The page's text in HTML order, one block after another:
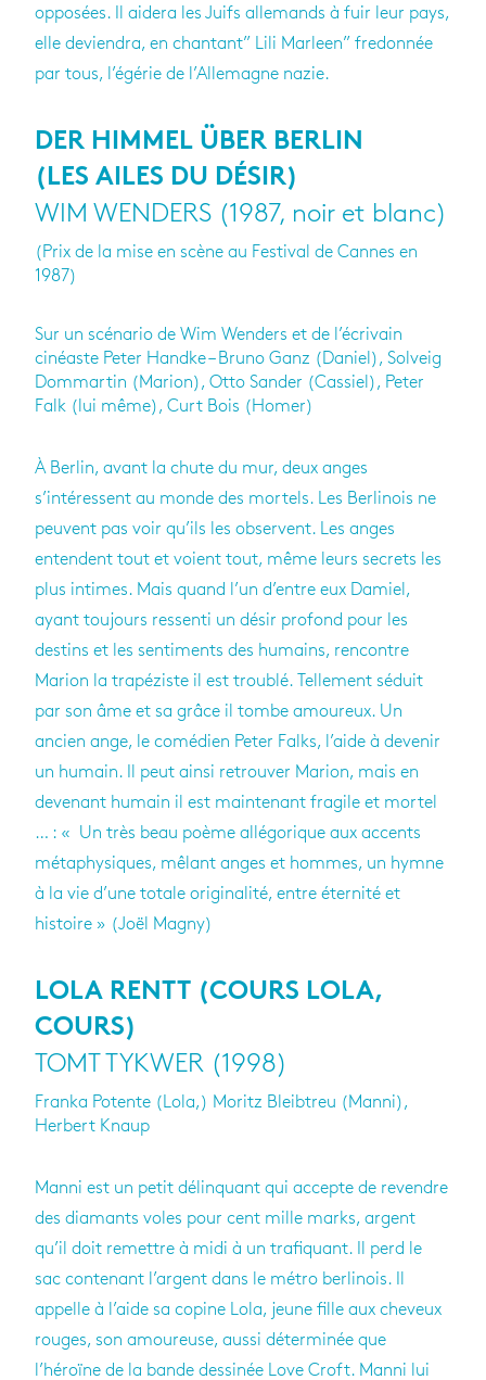
opposées. Il aidera les Juifs allemands à fuir leur pays,
elle deviendra, en chantant” Lili Marleen” fredonnée
par tous, l’égérie de l’Allemagne nazie.
DER HIMMEL ÜBER BERLIN
(LES AILES DU DÉSIR)
WIM WENDERS (1987, noir et blanc)
(Prix de la mise en scène au Festival de Cannes en
1987)
Sur un scénario de Wim Wenders et de l’écrivain
cinéaste Peter Handke – Bruno Ganz (Daniel), Solveig
Dommartin (Marion), Otto Sander (Cassiel), Peter
Falk (lui même), Curt Bois (Homer)
À Berlin, avant la chute du mur, deux anges
s’intéressent au monde des mortels. Les Berlinois ne
peuvent pas voir qu’ils les observent. Les anges
entendent tout et voient tout, même leurs secrets les
plus intimes. Mais quand l’un d’entre eux Damiel,
ayant toujours ressenti un désir profond pour les
destins et les sentiments des humains, rencontre
Marion la trapéziste il est troublé. Tellement séduit
par son âme et sa grâce il tombe amoureux. Un
ancien ange, le comédien Peter Falks, l’aide à devenir
un humain. Il peut ainsi retrouver Marion, mais en
devenant humain il est maintenant fragile et mortel
… : « Un très beau poème allégorique aux accents
métaphysiques, mêlant anges et hommes, un hymne
à la vie d’une totale originalité, entre éternité et
histoire » (Joël Magny)
LOLA RENTT (COURS LOLA,
COURS)
TOMT TYKWER (1998)
Franka Potente (Lola,) Moritz Bleibtreu (Manni),
Herbert Knaup
Manni est un petit délinquant qui accepte de revendre
des diamants voles pour cent mille marks, argent
qu’il doit remettre à midi à un trafiquant. Il perd le
sac contenant l’argent dans le métro berlinois. Il
appelle à l’aide sa copine Lola, jeune fille aux cheveux
rouges, son amoureuse, aussi déterminée que
l’héroïne de la bande dessinée Love Croft. Manni lui